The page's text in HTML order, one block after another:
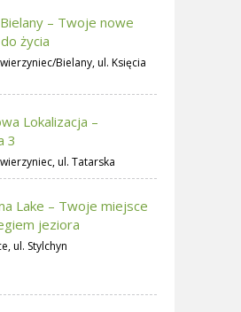
– Twoje nowe
życia
Bielany, ul. Księcia
Lokalizacja –
3
ul. Tatarska
Lake – Twoje miejsce
jeziora
ul. Stylchyn